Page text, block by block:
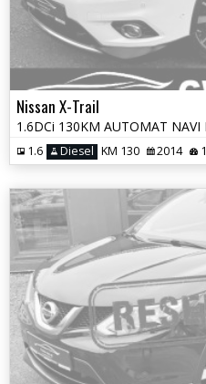
Nissan X-Trail
1.6 Diesel KM 130 2014